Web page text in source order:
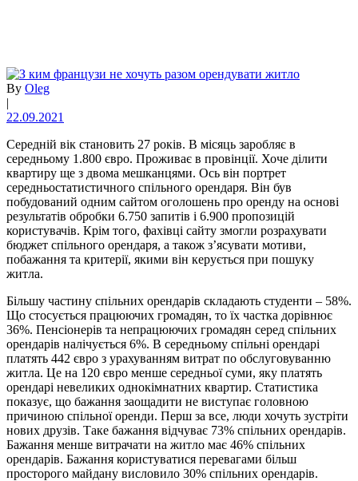
By Oleg
|
22.09.2021
Середній вік становить 27 років. В місяць заробляє в
середньому 1.800 євро. Проживає в провінції. Хоче ділити
квартиру ще з двома мешканцями. Ось він портрет
середньостатистичного спільного орендаря. Він був
побудований одним сайтом оголошень про оренду на основі
результатів обробки 6.750 запитів і 6.900 пропозицій
користувачів. Крім того, фахівці сайту змогли розрахувати
бюджет спільного орендаря, а також з’ясувати мотиви,
побажання та критерії, якими він керується при пошуку
житла.
Більшу частину спільних орендарів складають студенти – 58%.
Що стосується працюючих громадян, то їх частка дорівнює
36%. Пенсіонерів та непрацюючих громадян серед спільних
орендарів налічується 6%. В середньому спільні орендарі
платять 442 євро з урахуванням витрат по обслуговуванню
житла. Це на 120 євро менше середньої суми, яку платять
орендарі невеликих однокімнатних квартир. Статистика
показує, що бажання заощадити не виступає головною
причиною спільної оренди. Перш за все, люди хочуть зустріти
нових друзів. Таке бажання відчуває 73% спільних орендарів.
Бажання менше витрачати на житло має 46% спільних
орендарів. Бажання користуватися перевагами більш
просторого майдану висловило 30% спільних орендарів.